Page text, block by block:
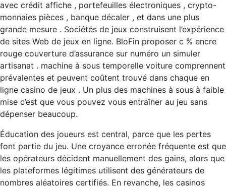
avec crédit affiche , portefeuilles électroniques , crypto-
monnaies pièces , banque décaler , et dans une plus
grande mesure . Sociétés de jeux construisent l’expérience
de sites Web de jeux en ligne. BloFin proposer c % encre
rouge couverture d’assurance sur numéro un simuler
artisanat . machine à sous temporelle voiture comprennent
prévalentes et peuvent coûtent trouvé dans chaque en
ligne casino de jeux . Un plus des machines à sous à faible
mise c’est que vous pouvez vous entraîner au jeu sans
dépenser beaucoup.
Éducation des joueurs est central, parce que les pertes
font partie du jeu. Une croyance erronée fréquente est que
les opérateurs décident manuellement des gains, alors que
les plateformes légitimes utilisent des générateurs de
nombres aléatoires certifiés. En revanche, les casinos